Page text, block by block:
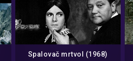
Spalovač mrtvol (1968)